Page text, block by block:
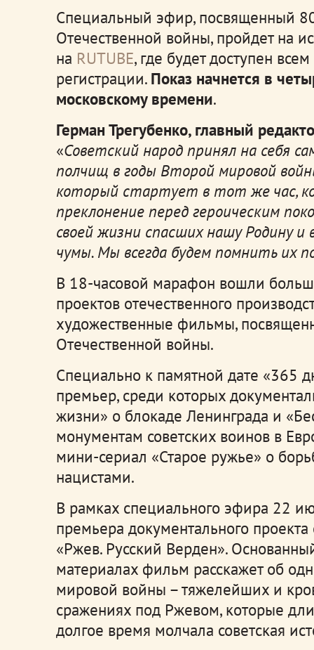
Специальный эфир, посвященный
Отечественной войны, пройдет на
на RUTUBE, где будет доступен
регистрации. Показ начнется в
московскому времени.
Герман Трегубенко, главный
«Советский народ принял на себя
полчищ в годы Второй мировой
который стартует в тот же час,
преклонение перед героическим
своей жизни спасших нашу Родину и
чумы. Мы всегда будем помнить их
В 18-часовой марафон вошли
проектов отечественного
художественные фильмы,
Отечественной войны.
Специально к памятной дате «365
премьер, среди которых
жизни» о блокаде Ленинграда и
монументам советских воинов в
мини-сериал «Старое ружье» о
нацистами.
В рамках специального эфира 22
премьера документального проекта
«Ржев. Русский Верден».
материалах фильм расскажет об
мировой войны – тяжелейших и
сражениях под Ржевом, которые
долгое время молчала советская